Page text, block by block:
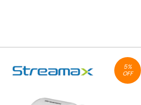
5%
OFF